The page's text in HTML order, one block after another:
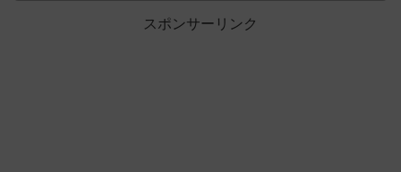
スポンサーリンク